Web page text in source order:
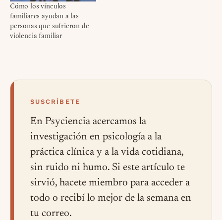
Cómo los vínculos
familiares ayudan a las
personas que sufrieron de
violencia familiar
SUSCRÍBETE
En Psyciencia acercamos la
investigación en psicología a la
práctica clínica y a la vida cotidiana,
sin ruido ni humo. Si este artículo te
sirvió, hacete miembro para acceder a
todo o recibí lo mejor de la semana en
tu correo.